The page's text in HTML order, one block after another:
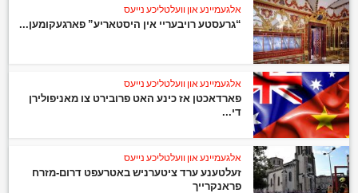
אלגעמיינע און וועלטליכע נייעס
“גרעסטע רויבעריי אין היסטאריע” פארגעקומען...
אלגעמיינע און וועלטליכע נייעס
פארדאכטן אז כינע האט פרובירט צו מאניפולירן
די...
אלגעמיינע און וועלטליכע נייעס
זעלטענע ערד ציטערניש באטרעפט דרום-מזרח
פראנקרייך